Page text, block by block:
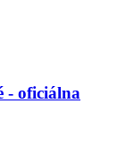
- oficiálna